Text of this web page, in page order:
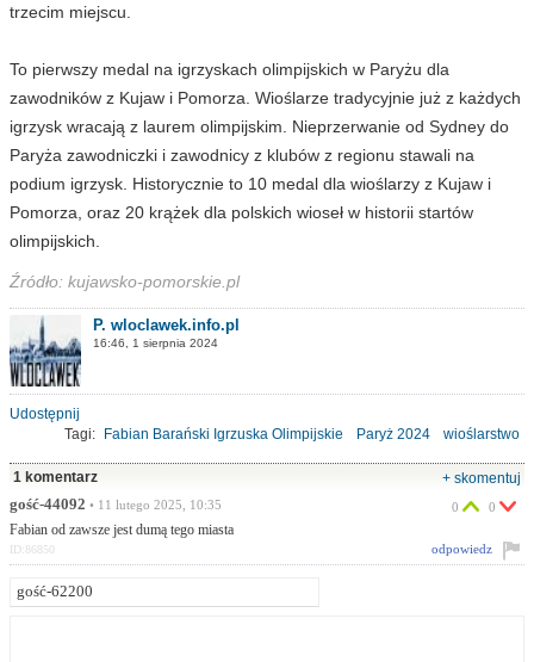
trzecim miejscu.
To pierwszy medal na igrzyskach olimpijskich w Paryżu dla
zawodników z Kujaw i Pomorza. Wioślarze tradycyjnie już z każdych
igrzysk wracają z laurem olimpijskim. Nieprzerwanie od Sydney do
Paryża zawodniczki i zawodnicy z klubów z regionu stawali na
podium igrzysk. Historycznie to 10 medal dla wioślarzy z Kujaw i
Pomorza, oraz 20 krążek dla polskich wioseł w historii startów
olimpijskich.
Źródło: kujawsko-pomorskie.pl
P. wloclawek.info.pl
16:46, 1 sierpnia 2024
Udostępnij
Tagi:
Fabian Barański Igrzuska Olimpijskie Paryż 2024 wioślarstwo
1 komentarz
+ skomentuj
gość-44092 • 11 lutego 2025, 10:35
Fabian od zawsze jest dumą tego miasta
0 0
odpowiedz
ID:86850